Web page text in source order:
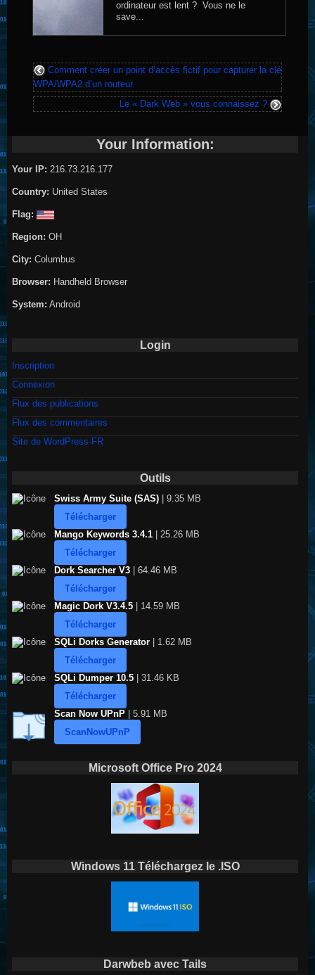
ordinateur est lent ? Vous ne le
save...
Comment créer un point d’accès fictif pour capturer la clé
WPA/WPA2 d’un routeur.
Le « Dark Web » vous connaissez ?
Your Information:
Your IP: 216.73.216.177
Country: United States
Flag:
Region: OH
City: Columbus
Browser: Handheld Browser
System: Android
Login
Inscription
Connexion
Flux des publications
Flux des commentaires
Site de WordPress-FR
Outils
Swiss Army Suite (SAS)| 9.35 MB
Télécharger
Mango Keywords 3.4.1| 25.26 MB
Télécharger
Dork Searcher V3| 64.46 MB
Télécharger
Magic Dork V3.4.5| 14.59 MB
Télécharger
SQLi Dorks Generator| 1.62 MB
Télécharger
SQLi Dumper 10.5| 31.46 KB
Télécharger
Scan Now UPnP| 5.91 MB
ScanNowUPnP
Microsoft Office Pro 2024
Windows 11 Téléchargez le .ISO
Darwbeb avec Tails